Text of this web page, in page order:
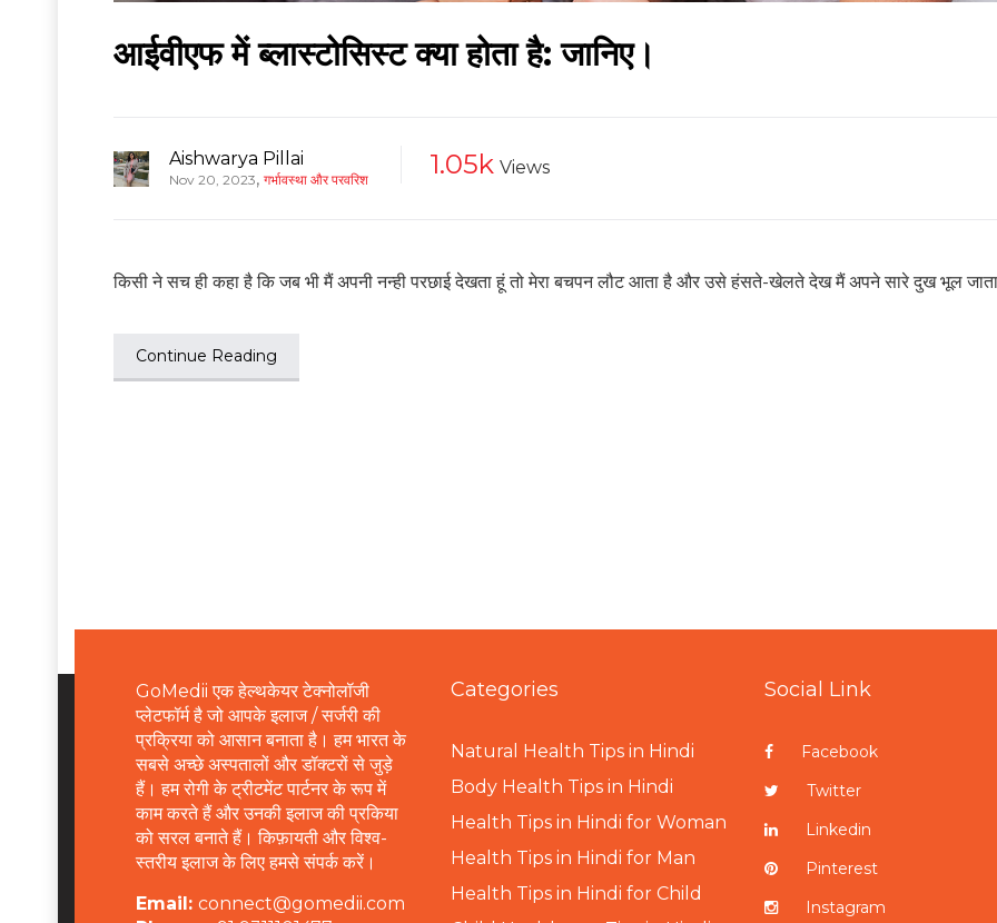
आईवीएफ में ब्लास्टोसिस्ट क्या होता है: जानिए।
Aishwarya Pillai
Nov 20, 2023, गर्भावस्था और परवरिश 1.05k Views
किसी ने सच ही कहा है कि जब भी मैं अपनी नन्ही परछाई देखता हूं तो मेरा बचपन लौट आता है और उसे हंसते-खेलते देख मैं अपने सारे दुख भूल
Continue Reading
GoMedii एक हेल्थकेयर टेक्नोलॉजी
प्लेटफॉर्म है जो आपके इलाज / सर्जरी की
प्रक्रिया को आसान बनाता है। हम भारत के
सबसे अच्छे अस्पतालों और डॉक्टरों से जुड़े
हैं। हम रोगी के ट्रीटमेंट पार्टनर के रूप में
काम करते हैं और उनकी इलाज की प्रकिया
को सरल बनाते हैं। किफ़ायती और विश्व-
स्तरीय इलाज के लिए हमसे संपर्क करें।
Email: connect@gomedii.com
Categories
Natural Health Tips in Hindi
Body Health Tips in Hindi
Health Tips in Hindi for Woman
Health Tips in Hindi for Man
Health Tips in Hindi for Child
Social Link
Facebook
Twitter
Linkedin
Pinterest
Instagram